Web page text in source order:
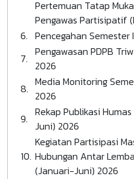
Pertemuan Tatap
Pengawas Partisipatif
6. Pencegahan
7. Pengawasan PDPB
2026
8. Media Monitoring
2026
9. Rekap Publikasi
Juni) 2026
10.
Kegiatan Partisipasi
Hubungan Antar
(Januari-Juni) 2026